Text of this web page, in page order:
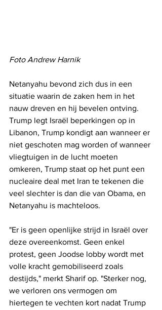
Foto Andrew Harnik
Netanyahu bevond zich dus in een
situatie waarin de zaken hem in het
nauw dreven en hij bevelen ontving.
Trump legt Israël beperkingen op in
Libanon, Trump kondigt aan wanneer er
niet geschoten mag worden of wanneer
vliegtuigen in de lucht moeten
omkeren, Trump staat op het punt een
nucleaire deal met Iran te tekenen die
veel slechter is dan die van Obama, en
Netanyahu is machteloos.
"Er is geen openlijke strijd in Israël over
deze overeenkomst. Geen enkel
protest, geen Joodse lobby wordt met
volle kracht gemobiliseerd zoals
destijds," merkt Sharif op. "Sterker nog,
we verloren ons vermogen om
hiertegen te vechten kort nadat Trump